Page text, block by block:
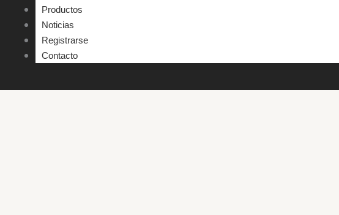
Productos
Noticias
Registrarse
Contacto